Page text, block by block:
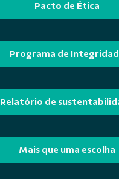
Pacto de Ética
Programa de
Relatório de
Mais que uma escolha